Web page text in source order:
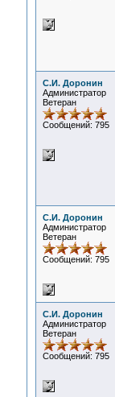
С.И. Доронин
Администратор
Ветеран
Сообщений: 795
С.И. Доронин
Администратор
Ветеран
Сообщений: 795
С.И. Доронин
Администратор
Ветеран
Сообщений: 795